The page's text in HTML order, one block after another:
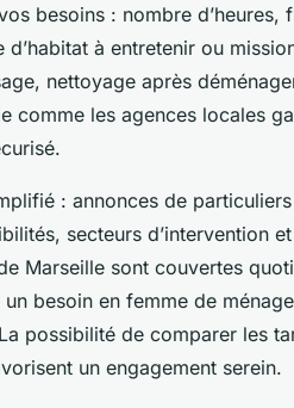
besoins : nombre
d’habitat à entretenir ou
nettoyage après
comme les agences locales
: annonces de
secteurs d’intervention
Marseille sont couvertes
besoin en femme de
possibilité de comparer les
un engagement serein.